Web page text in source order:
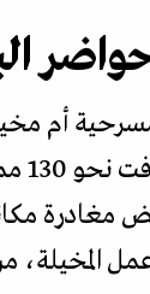
أم
مغادرة